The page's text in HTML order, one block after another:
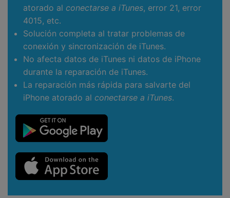
atorado al conectarse a iTunes, error 21, error
4015, etc.
Solución completa al tratar problemas de
conexión y sincronización de iTunes.
No afecta datos de iTunes ni datos de iPhone
durante la reparación de iTunes.
La reparación más rápida para salvarte del
iPhone atorado al conectarse a iTunes.